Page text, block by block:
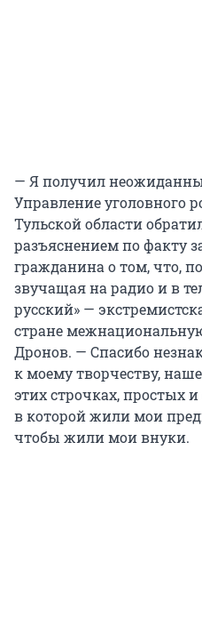
— Я получил
Управление уголовного
Тульской области
разъяснением по факту
гражданина о том, что,
звучащая на радио и в
русский» —
стране
Дронов. — Спасибо
к моему творчеству,
этих строчках, простых
в которой жили мои
чтобы жили мои внуки.